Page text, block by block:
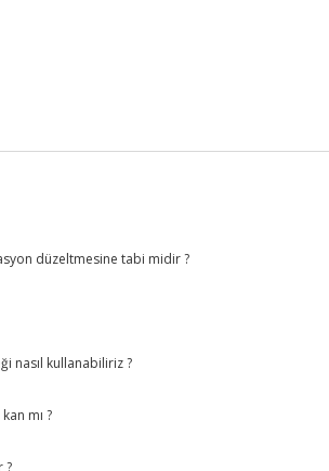
düzeltmesine tabi midir ?
nasıl kullanabiliriz ?
mı ?
?